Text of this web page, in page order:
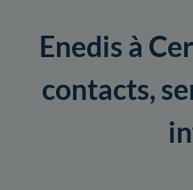
Enedis à
contacts,